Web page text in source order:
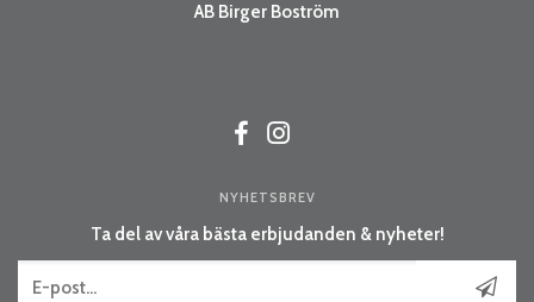
AB Birger Boström
NYHETSBREV
Ta del av våra bästa erbjudanden & nyheter!